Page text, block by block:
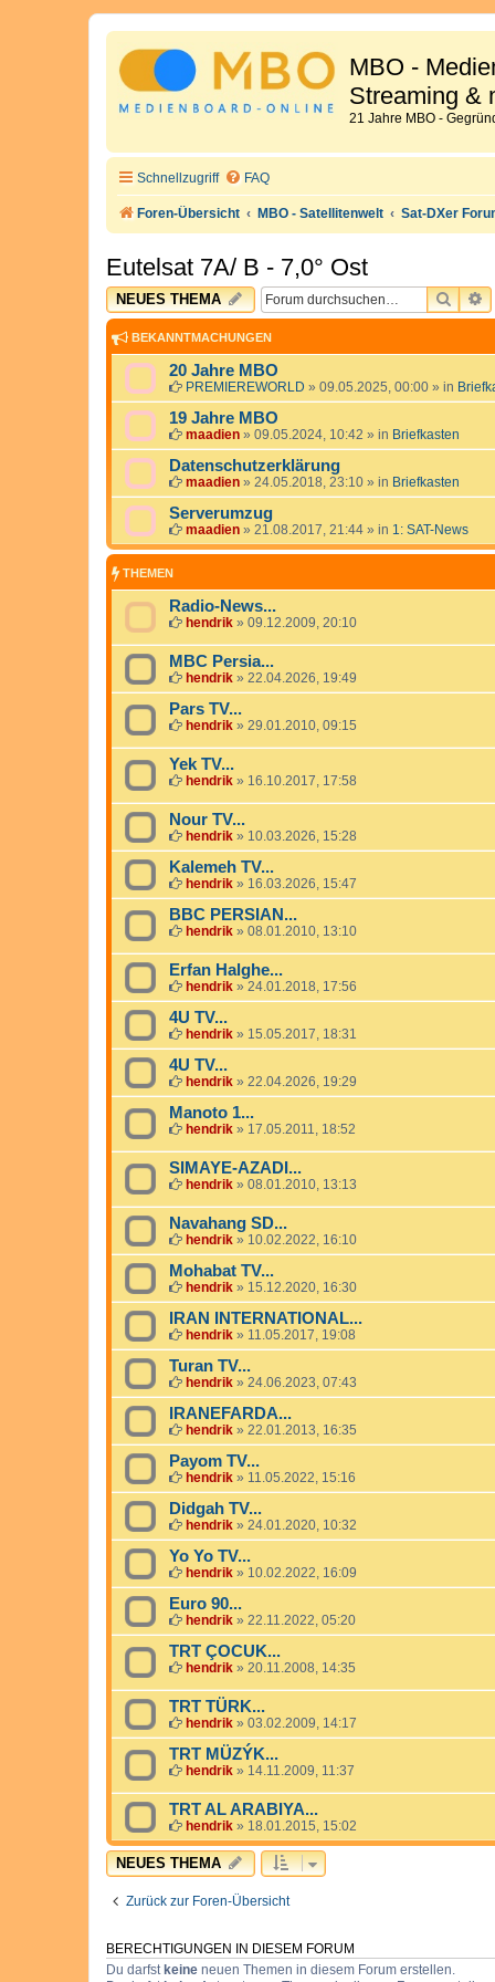
MBO -
Streaming &
21 Jahre MBO -
Schnellzugriff FAQ
Foren-Übersicht MBO - Satellitenwelt Sat-DXer
Eutelsat 7A/ B - 7,0° Ost
NEUES THEMA SUCHE
BEKANNTMACHUNGEN
20 Jahre MBO
PREMIEREWORLD » 09.05.2025, 00:00 » in
19 Jahre MBO
maadien » 09.05.2024, 10:42 » in Briefkasten
Datenschutzerklärung
maadien » 24.05.2018, 23:10 » in Briefkasten
Serverumzug
maadien » 21.08.2017, 21:44 » in 1: SAT-News
THEMEN
Radio-News...
hendrik » 09.12.2009, 20:10
MBC Persia...
hendrik » 22.04.2026, 19:49
Pars TV...
hendrik » 29.01.2010, 09:15
Yek TV...
hendrik » 16.10.2017, 17:58
Nour TV...
hendrik » 10.03.2026, 15:28
Kalemeh TV...
hendrik » 16.03.2026, 15:47
BBC PERSIAN...
hendrik » 08.01.2010, 13:10
Erfan Halghe...
hendrik » 24.01.2018, 17:56
4U TV...
hendrik » 15.05.2017, 18:31
4U TV...
hendrik » 22.04.2026, 19:29
Manoto 1...
hendrik » 17.05.2011, 18:52
SIMAYE-AZADI...
hendrik » 08.01.2010, 13:13
Navahang SD...
hendrik » 10.02.2022, 16:10
Mohabat TV...
hendrik » 15.12.2020, 16:30
IRAN INTERNATIONAL...
hendrik » 11.05.2017, 19:08
Turan TV...
hendrik » 24.06.2023, 07:43
IRANEFARDA...
hendrik » 22.01.2013, 16:35
Payom TV...
hendrik » 11.05.2022, 15:16
Didgah TV...
hendrik » 24.01.2020, 10:32
Yo Yo TV...
hendrik » 10.02.2022, 16:09
Euro 90...
hendrik » 22.11.2022, 05:20
TRT ÇOCUK...
hendrik » 20.11.2008, 14:35
TRT TÜRK...
hendrik » 03.02.2009, 14:17
TRT MÜZÝK...
hendrik » 14.11.2009, 11:37
TRT AL ARABIYA...
hendrik » 18.01.2015, 15:02
NEUES THEMA
Zurück zur Foren-Übersicht
BERECHTIGUNGEN IN DIESEM FORUM
Du darfst keine neuen Themen in diesem Forum erstellen.